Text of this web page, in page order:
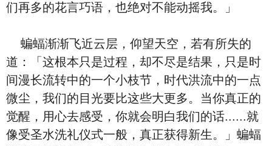
们再多的花言巧语，也绝对不能动摇我。」
蝙蝠渐渐飞近云层，仰望天空，若有所失的
道：「这根本只是过程，却不尽是结果，只是时
间漫长流转中的一个小枝节，时代洪流中的一点
微尘，我们的目光要比这些大更多。当你真正的
觉醒，用心去感受，你就会明白我们的话......就
像受圣水洗礼仪式一般，真正获得新生。」蝙蝠